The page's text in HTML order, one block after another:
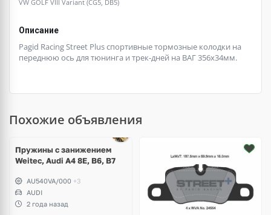
VW GOLF VIII Variant (CG5, DB5)
Описание
Pagid Racing Street Plus спортивные тормозные колодки на
переднюю ось для тюнинга и трек-дней на ВАГ 356х34мм.
Похожие объявления
Пружины с занижением
Weitec, Audi A4 8E, B6, B7
AU540VA/000 +3
AUDI
2 года назад